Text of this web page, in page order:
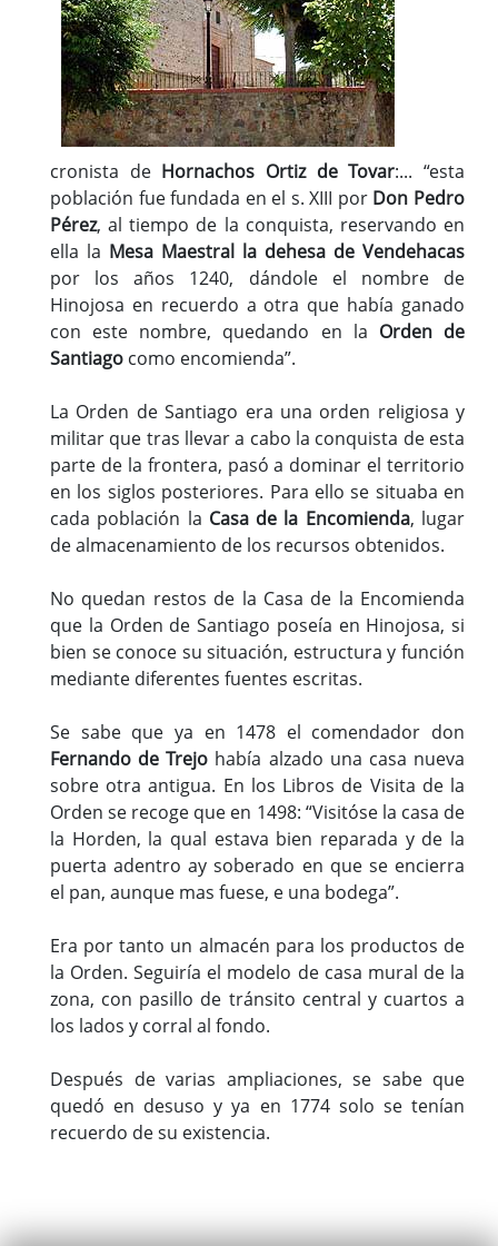
Turismo
Población
Corporación
Correo-e gratis
cronista de Hornachos Ortiz de Tovar:... “esta
población fue fundada en el s. XIII por Don Pedro
Pérez, al tiempo de la conquista, reservando en
ella la Mesa Maestral la dehesa de Vendehacas
por los años 1240, dándole el nombre de
Hinojosa en recuerdo a otra que había ganado
con este nombre, quedando en la Orden de
Santiago como encomienda”.
La Orden de Santiago era una orden religiosa y
militar que tras llevar a cabo la conquista de esta
parte de la frontera, pasó a dominar el territorio
en los siglos posteriores. Para ello se situaba en
cada población la Casa de la Encomienda, lugar
de almacenamiento de los recursos obtenidos.
No quedan restos de la Casa de la Encomienda
que la Orden de Santiago poseía en Hinojosa, si
bien se conoce su situación, estructura y función
mediante diferentes fuentes escritas.
Se sabe que ya en 1478 el comendador don
Fernando de Trejo había alzado una casa nueva
sobre otra antigua. En los Libros de Visita de la
Orden se recoge que en 1498: “Visitóse la casa de
la Horden, la qual estava bien reparada y de la
puerta adentro ay soberado en que se encierra
el pan, aunque mas fuese, e una bodega”.
Era por tanto un almacén para los productos de
la Orden. Seguiría el modelo de casa mural de la
zona, con pasillo de tránsito central y cuartos a
los lados y corral al fondo.
Después de varias ampliaciones, se sabe que
quedó en desuso y ya en 1774 solo se tenían
recuerdo de su existencia.